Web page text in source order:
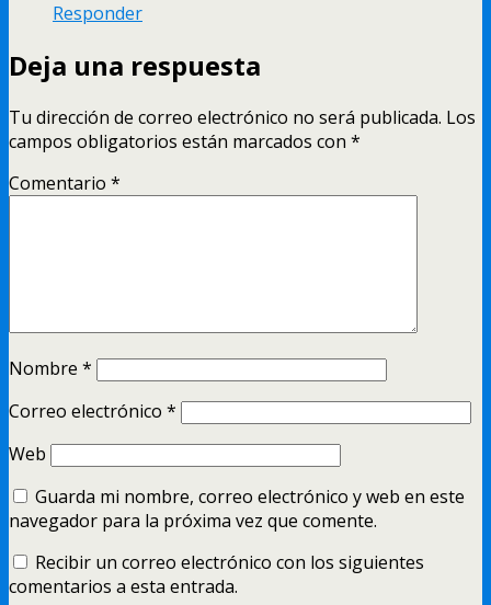
Responder
Deja una respuesta
Tu dirección de correo electrónico no será publicada. Los
campos obligatorios están marcados con *
Comentario *
Nombre *
Correo electrónico *
Web
Guarda mi nombre, correo electrónico y web en este
navegador para la próxima vez que comente.
Recibir un correo electrónico con los siguientes
comentarios a esta entrada.